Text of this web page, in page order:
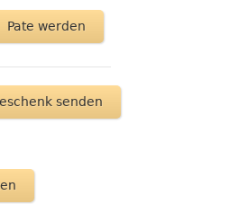
Pate werden
senden